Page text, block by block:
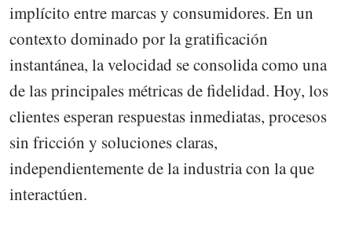
implícito entre marcas y consumidores. En un
contexto dominado por la gratificación
instantánea, la velocidad se consolida como una
de las principales métricas de fidelidad. Hoy, los
clientes esperan respuestas inmediatas, procesos
sin fricción y soluciones claras,
independientemente de la industria con la que
interactúen.